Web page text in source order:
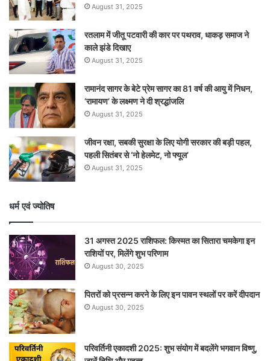
August 31, 2025
रतलाम में जीतू पटवारी की कार पर पथराव, धाकड़ समाज ने
काले झंडे दिखाए
August 31, 2025
रामानंद सागर के बेटे प्रेम सागर का 81 वर्ष की आयु में निधन,
‘रामायण’ के लक्ष्मण ने दी श्रद्धांजलि
August 31, 2025
जीवन रक्षा, सबकी सुरक्षा के लिए योगी सरकार की बड़ी पहल,
पहली सितंबर से ‘नो हेलमेट, नो फ्यूल’
August 31, 2025
धर्म एवं ज्योतिष
31 अगस्त 2025 राशिफल: किस्मत का सितारा चमकेगा इन
राशियों पर, मिलेंगे शुभ परिणाम
August 30, 2025
पितरों को प्रसन्न करने के लिए इन पावन स्थलों पर करें दीपदान
August 30, 2025
परिवर्तिनी एकादशी 2025: शुभ संयोग में बदलेंगे भगवान विष्णु,